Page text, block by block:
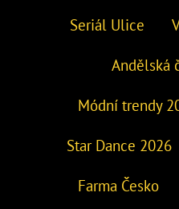
Seriál Ulice
Andělská
Módní trendy
Star Dance 2026
Farma Česko